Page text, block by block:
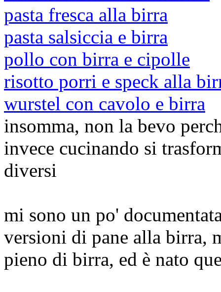
pasta fresca alla birra
pasta salsiccia e birra
pollo con birra e cipolle
risotto porri e speck alla
wurstel con cavolo e birra
insomma, non la bevo
invece cucinando si
diversi
mi sono un po'
versioni di pane alla birra,
pieno di birra, ed è nato